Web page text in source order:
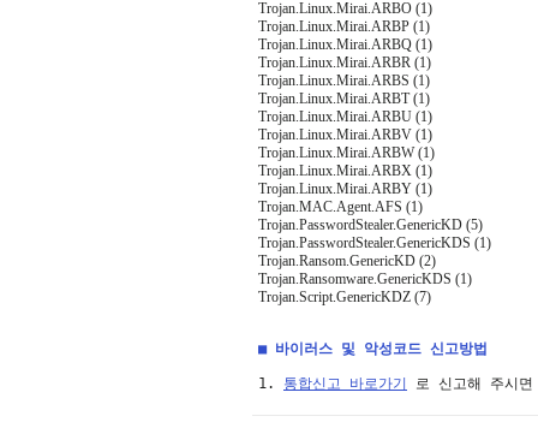
Trojan.Linux.Mirai.ARBO (1)
Trojan.Linux.Mirai.ARBP (1)
Trojan.Linux.Mirai.ARBQ (1)
Trojan.Linux.Mirai.ARBR (1)
Trojan.Linux.Mirai.ARBS (1)
Trojan.Linux.Mirai.ARBT (1)
Trojan.Linux.Mirai.ARBU (1)
Trojan.Linux.Mirai.ARBV (1)
Trojan.Linux.Mirai.ARBW (1)
Trojan.Linux.Mirai.ARBX (1)
Trojan.Linux.Mirai.ARBY (1)
Trojan.MAC.Agent.AFS (1)
Trojan.PasswordStealer.GenericKD (5)
Trojan.PasswordStealer.GenericKDS (1)
Trojan.Ransom.GenericKD (2)
Trojan.Ransomware.GenericKDS (1)
Trojan.Script.GenericKDZ (7)
■ 바이러스 및 악성코드 신고방법
1. 통합신고 바로가기 로 신고해 주시